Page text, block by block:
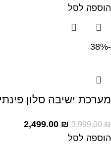
הוספה לסל
-38%
מערכת ישיבה סלון
3,999.00₪
2,499.00 ₪
הוספה לסל